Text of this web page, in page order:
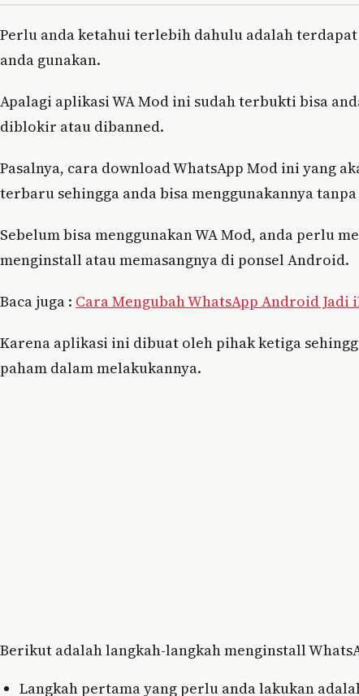
Perlu anda ketahui terlebih dahulu adalah
anda gunakan.
Apalagi aplikasi WA Mod ini sudah terbukti bisa
diblokir atau dibanned.
Pasalnya, cara download WhatsApp Mod ini yang
terbaru sehingga anda bisa menggunakannya
Sebelum bisa menggunakan WA Mod, anda perlu
menginstall atau memasangnya di ponsel Android.
Baca juga : Cara Mengubah WhatsApp Android Jadi
Karena aplikasi ini dibuat oleh pihak ketiga
paham dalam melakukannya.
Berikut adalah langkah-langkah menginstall
Langkah pertama yang perlu anda lakukan